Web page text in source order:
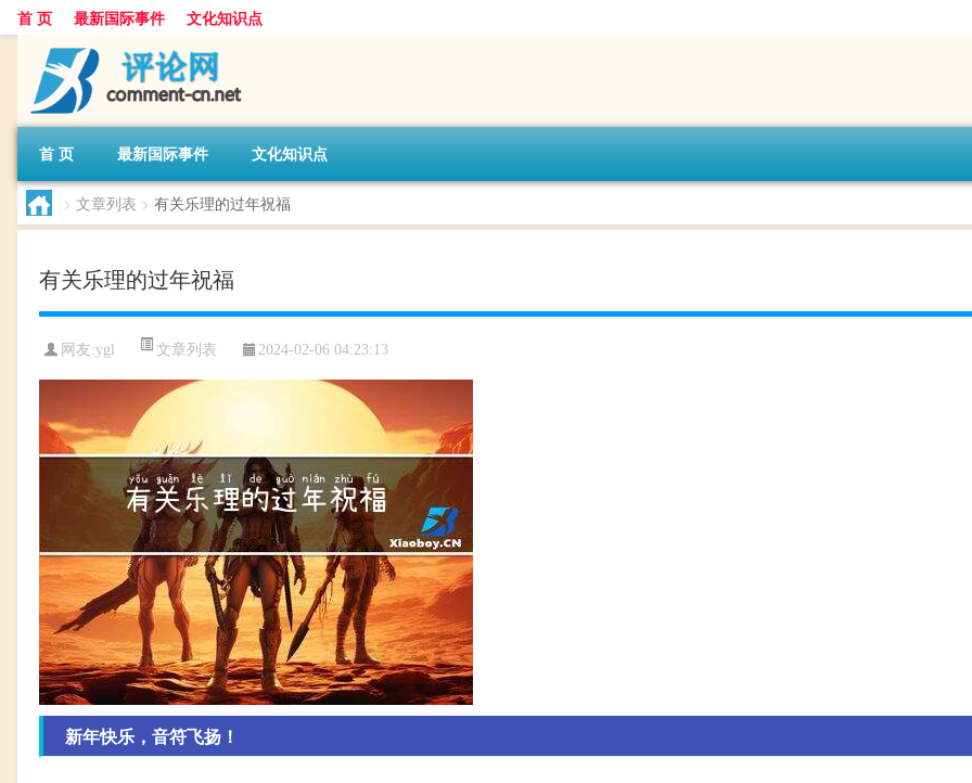
首 页 最新国际事件 文化知识点
首 页 最新国际事件 文化知识点
> 文章列表 > 有关乐理的过年祝福
有关乐理的过年祝福
网友:ygl 文章列表 2024-02-06 04:23:13
新年快乐，音符飞扬！